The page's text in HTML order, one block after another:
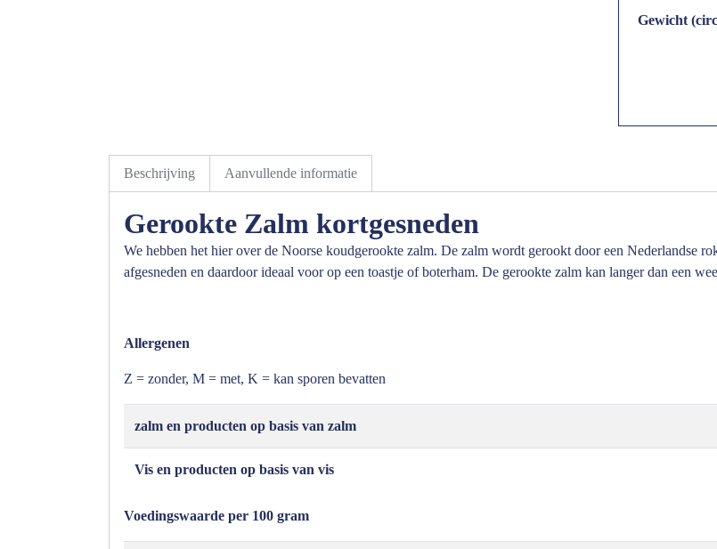
Gewicht
Beschrijving Aanvullende informatie
Gerookte Zalm kortgesneden
We hebben het hier over de Noorse koudgerookte zalm. De zalm wordt gerookt door een Nederlandse
afgesneden en daardoor ideaal voor op een toastje of boterham. De gerookte zalm kan langer dan een
Allergenen
Z = zonder, M = met, K = kan sporen bevatten
zalm en producten op basis van zalm
Vis en producten op basis van vis
Voedingswaarde per 100 gram